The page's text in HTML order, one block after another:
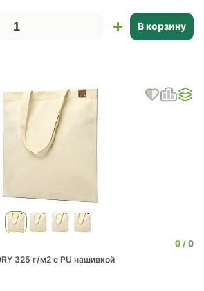
В корзину
0
0
325 г/м2 с PU нашивкой